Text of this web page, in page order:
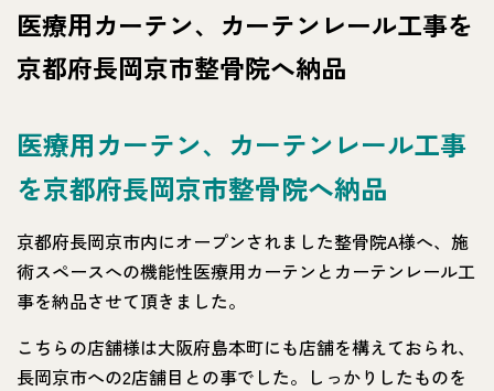
医療用カーテン、カーテンレール工事を
京都府長岡京市整骨院へ納品
医療用カーテン、カーテンレール工事
を京都府長岡京市整骨院へ納品
京都府長岡京市内にオープンされました整骨院A様へ、施
術スペースへの機能性医療用カーテンとカーテンレール工
事を納品させて頂きました。
こちらの店舗様は大阪府島本町にも店舗を構えておられ、
長岡京市への2店舗目との事でした。しっかりしたものを